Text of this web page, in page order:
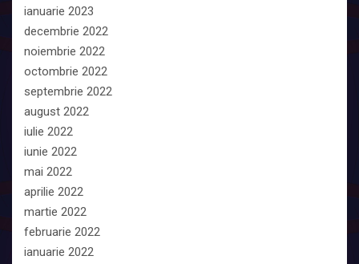
ianuarie 2023
decembrie 2022
noiembrie 2022
octombrie 2022
septembrie 2022
august 2022
iulie 2022
iunie 2022
mai 2022
aprilie 2022
martie 2022
februarie 2022
ianuarie 2022